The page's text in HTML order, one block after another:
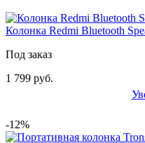
Колонка Redmi Bluetooth
Под заказ
1 799 руб.
-12%